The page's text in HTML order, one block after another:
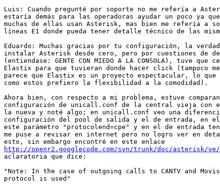
Luis: Cuando pregunté por soporte no me refería a
estaría demás para las operadoras ayudar un poco ya
muchas de ellas usan Asterisk, mas bien me refería a
líneas E1 donde pueda tener detalle técnico de las
Eduardo: Muchas gracias por tu configuración, la
instalar Asterisk desde cero, pero por cuestiones de
(entiendase: GENTE CON MIEDO A LA CONSOLA), tuve
Elastix para que tuvieran donde hacer click (tampoco
parece que Elastix es un proyecto espectacular, lo que
como estos prefiero la flexibilidad a la comodidad).
Ahora bien, con respecto a mi problema, estuve
configuración de unicall.conf de la central vieja con
la nueva y noté algo; en unicall.conf veo una
configuración del pool de salida y el de entrada, en
este parámetro "protocolend=cpe" y en el de entrada
me puse a revisar en internet pero no logro ver en
http://openr2.googlecode.com/svn/trunk/doc/asterisk/ve/
aclaratoria que dice:
"Note: In the case of outgoing calls to CANTV and
protocol is used"